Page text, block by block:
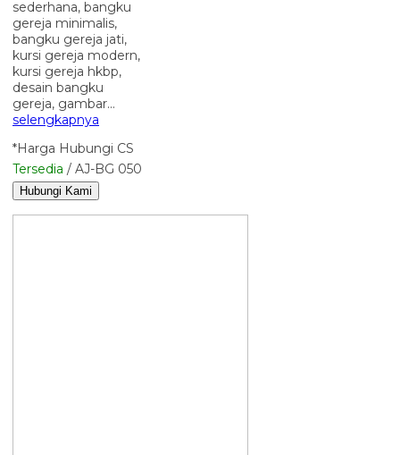
sederhana, bangku
gereja minimalis,
bangku gereja jati,
kursi gereja modern,
kursi gereja hkbp,
desain bangku
gereja, gambar…
selengkapnya
*Harga Hubungi CS
Tersedia / AJ-BG 050
Hubungi Kami